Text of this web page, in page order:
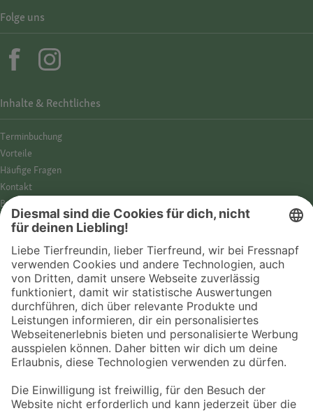
Inhalte & Rechtliches
Termin­buchung
Vorteile
Häufige Fragen
Kontakt
Barrierefreiheit
Impressum
Datenschutz­hinweise
Cookies
AGB
Entdecke Fressnapf
Tierversicherung
GPS-Tracker
Fressnapf Salon
Online-Shop
Folge uns